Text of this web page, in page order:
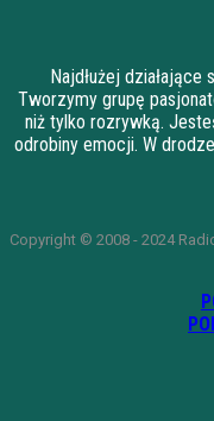
Najdłużej
Tworzymy grupę
niż tylko rozrywką.
odrobiny emocji. W
Copyright © 2008 - 2024